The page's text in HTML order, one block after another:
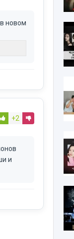
новом
+2
и